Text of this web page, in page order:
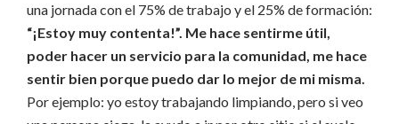
una jornada con el 75% de trabajo y el 25% de formación:
“¡Estoy muy contenta!”. Me hace sentirme útil,
poder hacer un servicio para la comunidad, me hace
sentir bien porque puedo dar lo mejor de mi misma.
Por ejemplo: yo estoy trabajando limpiando, pero si veo